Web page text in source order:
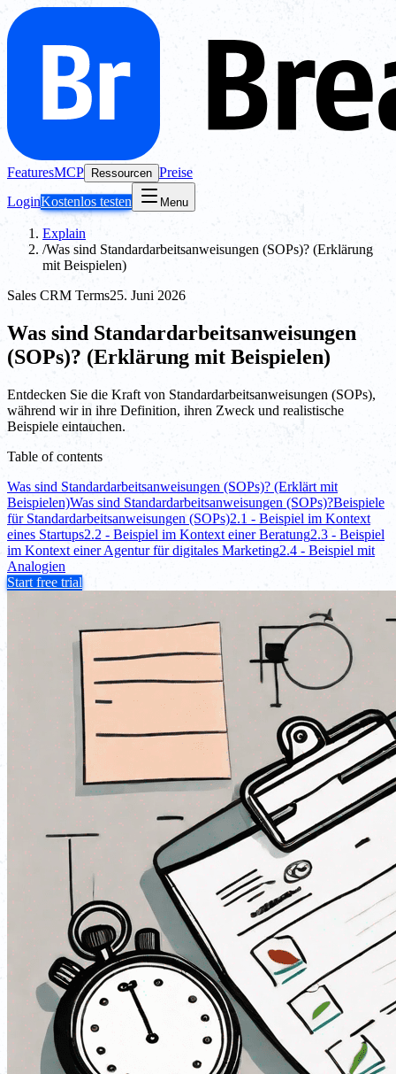
FeaturesMCP Ressourcen Preise
LoginKostenlos testen Menu
Explain
/Was sind Standardarbeitsanweisungen (SOPs)? (Erklärung
mit Beispielen)
Sales CRM Terms25. Juni 2026
Was sind Standardarbeitsanweisungen
(SOPs)? (Erklärung mit Beispielen)
Entdecken Sie die Kraft von Standardarbeitsanweisungen (SOPs),
während wir in ihre Definition, ihren Zweck und realistische
Beispiele eintauchen.
Table of contents
Was sind Standardarbeitsanweisungen (SOPs)? (Erklärt mit
Beispielen)Was sind Standardarbeitsanweisungen (SOPs)?Beispiele
für Standardarbeitsanweisungen (SOPs)2.1 - Beispiel im Kontext
eines Startups2.2 - Beispiel im Kontext einer Beratung2.3 - Beispiel
im Kontext einer Agentur für digitales Marketing2.4 - Beispiel mit
Analogien
Start free trial